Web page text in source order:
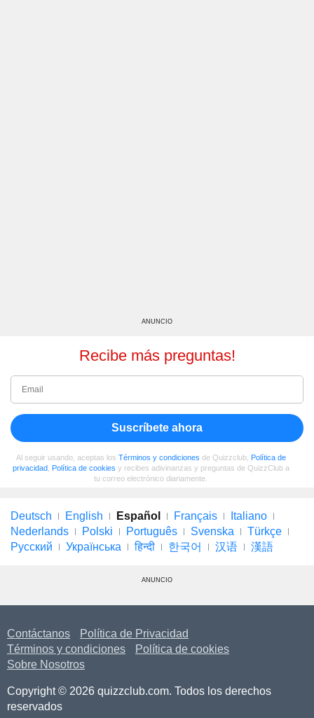
ANUNCIO
Recibe más preguntas!
Suscríbete ahora
Al seguir usando, aceptas los Términos y condiciones de Quizzclub,
Política de
privacidad
Política de cookies y recibes adivinanzas y preguntas de QuizzClub a
tu correo electrónico diariamente.
Deutsch English Español Français
Italiano
Nederlands
Polski Português Svenska
Türkçe
Русский
Українська हिन्दी 한국어 汉语 漢語
ANUNCIO
Contáctanos
Política de Privacidad
Términos y condiciones
Política de cookies
Sobre Nosotros
Copyright © 2026 quizzclub.com. Todos los derechos
reservados